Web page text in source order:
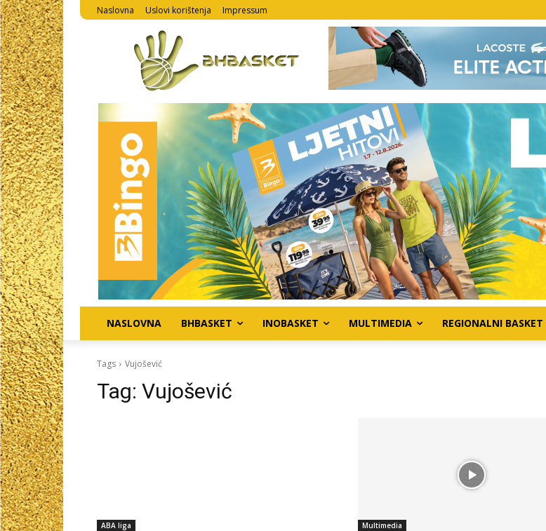
Naslovna Uslovi korištenja Impressum
NASLOVNA BHBASKET INOBASKET MULTIMEDIA REGIONALNI BASKET
Tags Vujošević
Tag: Vujošević
ABA liga Multimedia